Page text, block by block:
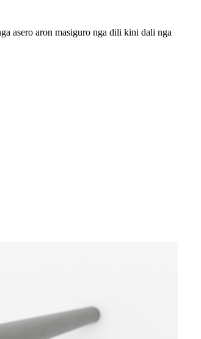
asero aron masiguro nga dili kini dali nga